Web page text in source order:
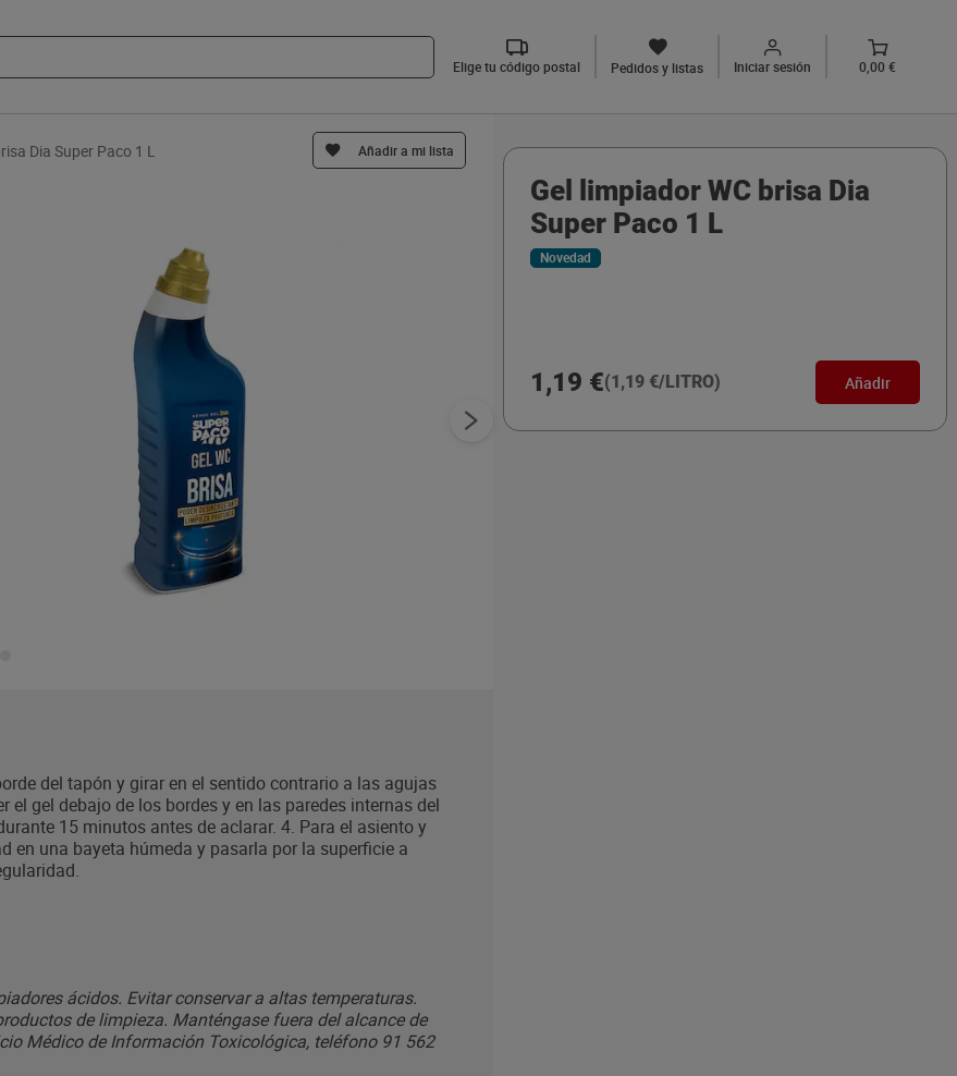
Elige tu código postal Pedidos y listas Iniciar sesión 0,00 €
Dia Super Paco 1 L Añadir a mi lista
del tapón y girar en el sentido contrario a las agujas
el gel debajo de los bordes y en las paredes internas del
15 minutos antes de aclarar. 4. Para el asiento y
en una bayeta húmeda y pasarla por la superficie a
ácidos. Evitar conservar a altas temperaturas.
de limpieza. Manténgase fuera del alcance de
Médico de Información Toxicológica, teléfono 91 562
Gel limpiador WC brisa Dia
Super Paco 1 L
Novedad
1,19 €(1,19 €/LITRO) Añadir